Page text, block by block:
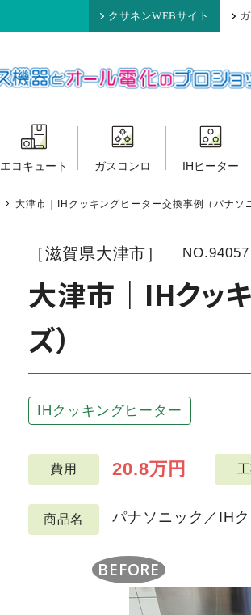
クサネンWEBサイト
エコキュート ガスコンロ IHヒーター
大津市｜IHクッキングヒーター交換事例（パナソ
［滋賀県大津市］ NO.94057
大津市｜IHクッ
ズ）
IHクッキングヒーター
費用 20.8万円
商品名 パナソニック／IH
BEFORE